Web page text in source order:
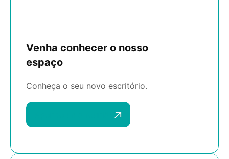
Venha conhecer o nosso
espaço
Conheça o seu novo escritório.